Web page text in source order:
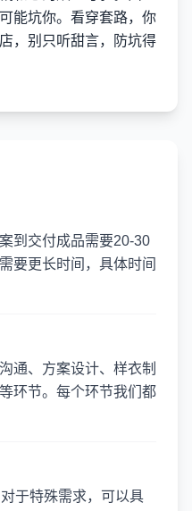
能坑你。看穿套路，你
，别只听甜言，防坑得
到交付成品需要20-30
要更长时间，具体时间
通、方案设计、样衣制
环节。每个环节我们都
于特殊需求，可以具